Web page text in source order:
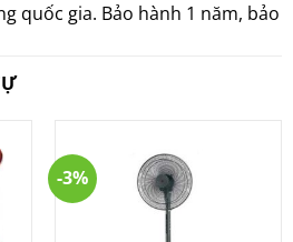
quốc gia. Bảo hành 1 năm, bảo
-3%